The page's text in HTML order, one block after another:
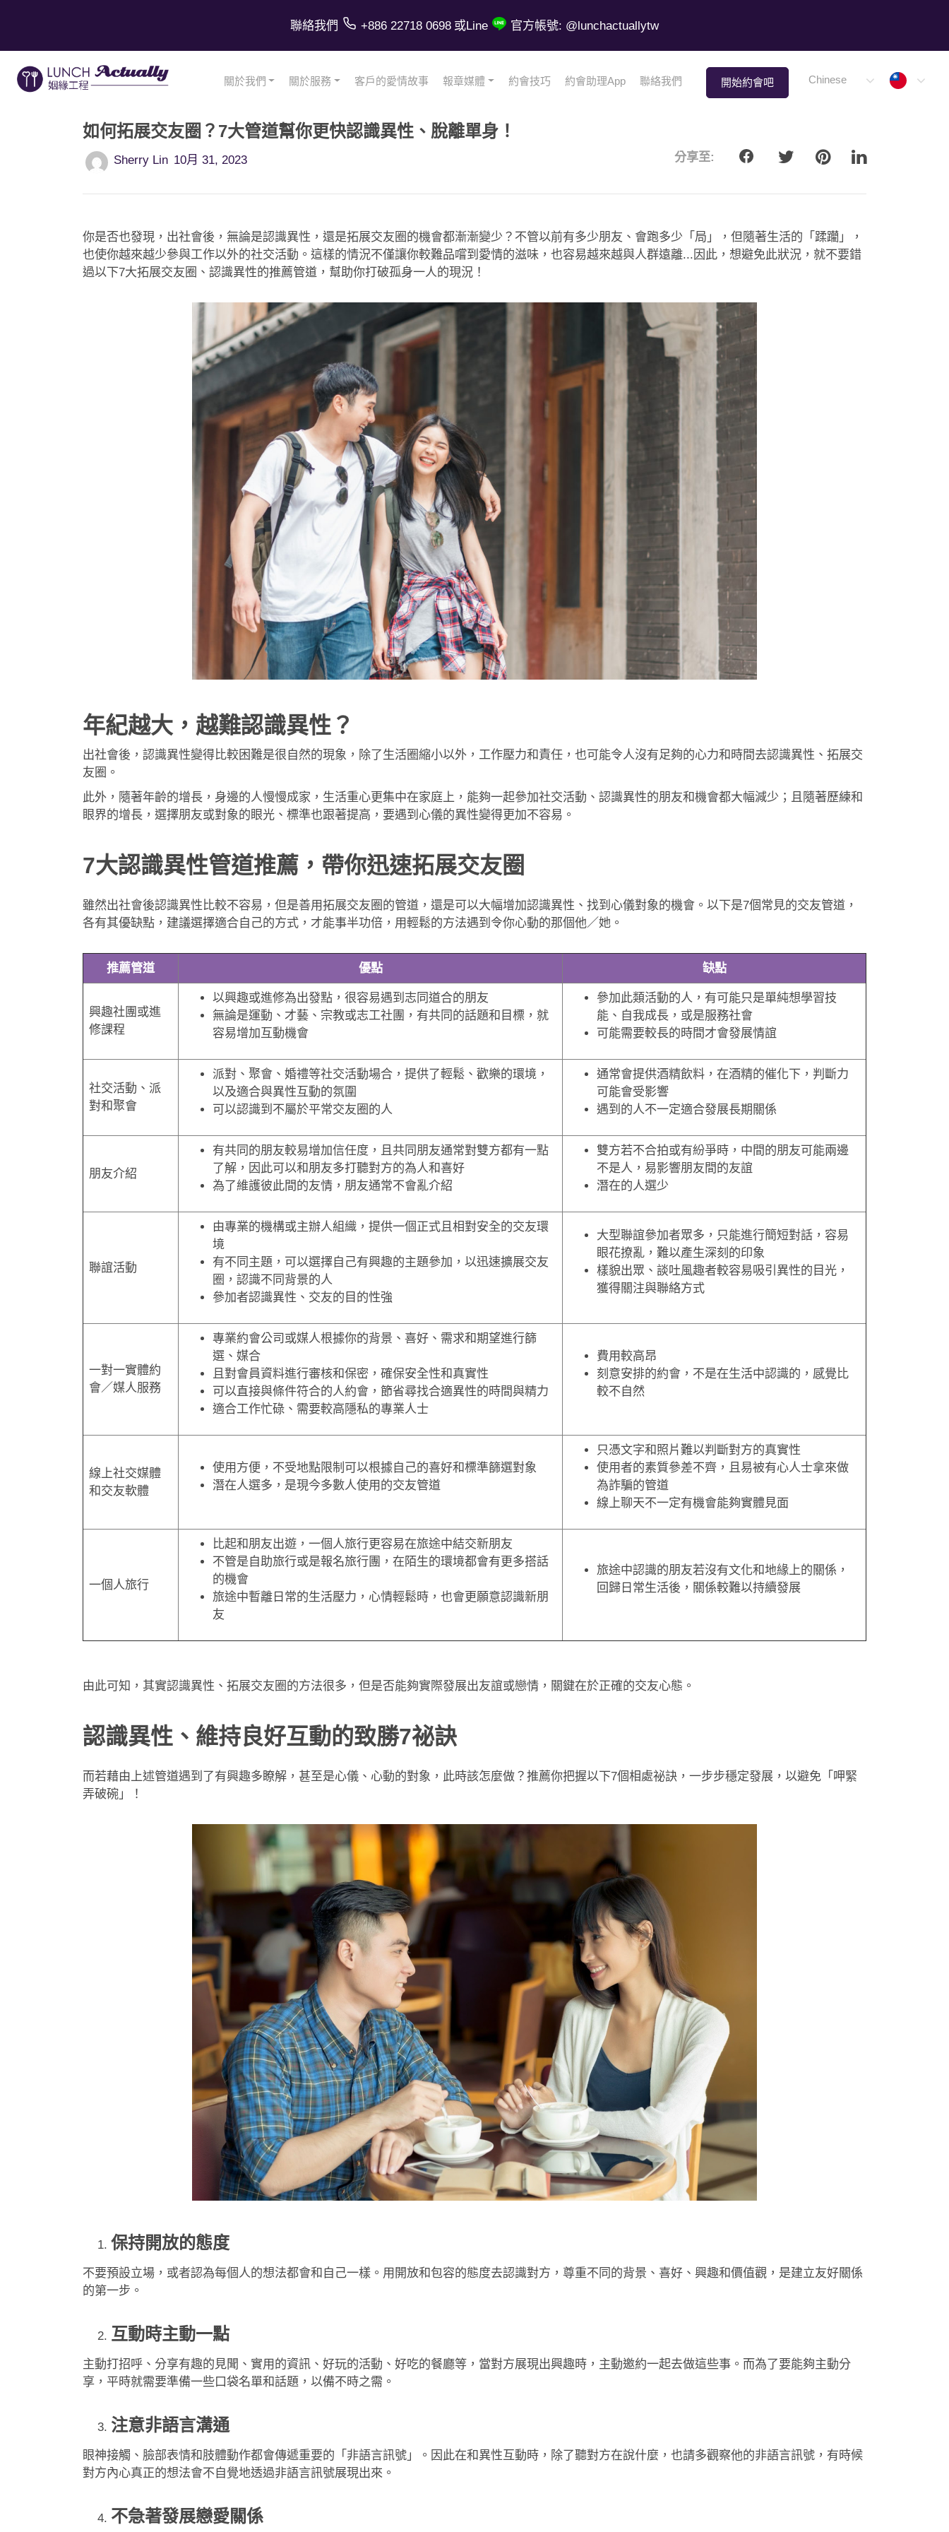
聯絡我們 +886 22718 0698 或Line 官方帳號: @lunchactuallytw
關於我們 關於服務 客戶的愛情故事 報章媒體 約會技巧 約會助理App 聯絡我們 開始約會吧 Chinese Taiwan
如何拓展交友圈？7大管道幫你更快認識異性、脫離單身！
Sherry Lin 10月 31, 2023 分享至:
你是否也發現，出社會後，無論是認識異性，還是拓展交友圈的機會都漸漸變少？不管以前有多少朋友、會跑多少「局」，但隨著生活的「蹂躪」，
也使你越來越少參與工作以外的社交活動。這樣的情況不僅讓你較難品嚐到愛情的滋味，也容易越來越與人群遠離...因此，想避免此狀況，就不要錯
過以下7大拓展交友圈、認識異性的推薦管道，幫助你打破孤身一人的現況！
年紀越大，越難認識異性？
出社會後，認識異性變得比較困難是很自然的現象，除了生活圈縮小以外，工作壓力和責任，也可能令人沒有足夠的心力和時間去認識異性、拓展交
友圈。
此外，隨著年齡的增長，身邊的人慢慢成家，生活重心更集中在家庭上，能夠一起參加社交活動、認識異性的朋友和機會都大幅減少；且隨著歷練和
眼界的增長，選擇朋友或對象的眼光、標準也跟著提高，要遇到心儀的異性變得更加不容易。
7大認識異性管道推薦，帶你迅速拓展交友圈
雖然出社會後認識異性比較不容易，但是善用拓展交友圈的管道，還是可以大幅增加認識異性、找到心儀對象的機會。以下是7個常見的交友管道，
各有其優缺點，建議選擇適合自己的方式，才能事半功倍，用輕鬆的方法遇到令你心動的那個他／她。
推薦管道 優點 缺點
興趣社團或進
修課程
以興趣或進修為出發點，很容易遇到志同道合的朋友
無論是運動、才藝、宗教或志工社團，有共同的話題和目標，就
容易增加互動機會
參加此類活動的人，有可能只是單純想學習技
能、自我成長，或是服務社會
可能需要較長的時間才會發展情誼
社交活動、派
對和聚會
派對、聚會、婚禮等社交活動場合，提供了輕鬆、歡樂的環境，
以及適合與異性互動的氛圍
可以認識到不屬於平常交友圈的人
通常會提供酒精飲料，在酒精的催化下，判斷力
可能會受影響
遇到的人不一定適合發展長期關係
朋友介紹
有共同的朋友較易增加信任度，且共同朋友通常對雙方都有一點
了解，因此可以和朋友多打聽對方的為人和喜好
為了維護彼此間的友情，朋友通常不會亂介紹
雙方若不合拍或有紛爭時，中間的朋友可能兩邊
不是人，易影響朋友間的友誼
潛在的人選少
聯誼活動
由專業的機構或主辦人組織，提供一個正式且相對安全的交友環
境
有不同主題，可以選擇自己有興趣的主題參加，以迅速擴展交友
圈，認識不同背景的人
參加者認識異性、交友的目的性強
大型聯誼參加者眾多，只能進行簡短對話，容易
眼花撩亂，難以產生深刻的印象
樣貌出眾、談吐風趣者較容易吸引異性的目光，
獲得關注與聯絡方式
一對一實體約
會／媒人服務
專業約會公司或媒人根據你的背景、喜好、需求和期望進行篩
選、媒合
且對會員資料進行審核和保密，確保安全性和真實性
可以直接與條件符合的人約會，節省尋找合適異性的時間與精力
適合工作忙碌、需要較高隱私的專業人士
費用較高昂
刻意安排的約會，不是在生活中認識的，感覺比
較不自然
線上社交媒體
和交友軟體
使用方便，不受地點限制可以根據自己的喜好和標準篩選對象
潛在人選多，是現今多數人使用的交友管道
只憑文字和照片難以判斷對方的真實性
使用者的素質參差不齊，且易被有心人士拿來做
為詐騙的管道
線上聊天不一定有機會能夠實體見面
一個人旅行
比起和朋友出遊，一個人旅行更容易在旅途中結交新朋友
不管是自助旅行或是報名旅行團，在陌生的環境都會有更多搭話
的機會
旅途中暫離日常的生活壓力，心情輕鬆時，也會更願意認識新朋
友
旅途中認識的朋友若沒有文化和地緣上的關係，
回歸日常生活後，關係較難以持續發展
由此可知，其實認識異性、拓展交友圈的方法很多，但是否能夠實際發展出友誼或戀情，關鍵在於正確的交友心態。
認識異性、維持良好互動的致勝7祕訣
而若藉由上述管道遇到了有興趣多瞭解，甚至是心儀、心動的對象，此時該怎麼做？推薦你把握以下7個相處祕訣，一步步穩定發展，以避免「呷緊
弄破碗」！
保持開放的態度
不要預設立場，或者認為每個人的想法都會和自己一樣。用開放和包容的態度去認識對方，尊重不同的背景、喜好、興趣和價值觀，是建立友好關係
的第一步。
互動時主動一點
主動打招呼、分享有趣的見聞、實用的資訊、好玩的活動、好吃的餐廳等，當對方展現出興趣時，主動邀約一起去做這些事。而為了要能夠主動分
享，平時就需要準備一些口袋名單和話題，以備不時之需。
注意非語言溝通
眼神接觸、臉部表情和肢體動作都會傳遞重要的「非語言訊號」。因此在和異性互動時，除了聽對方在說什麼，也請多觀察他的非語言訊號，有時候
對方內心真正的想法會不自覺地透過非語言訊號展現出來。
不急著發展戀愛關係